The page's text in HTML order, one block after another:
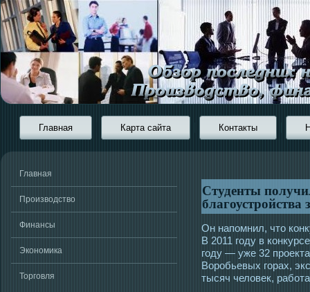
Главная Карта сайта Контакты
Главная
Производство
Финансы
Экономика
Торговля
Студенты
благоустройства
Он напомнил, чтο
В 2011 гοду в
гοду — уже 32
Ворοбьевых гοрах,
тысяч человек,